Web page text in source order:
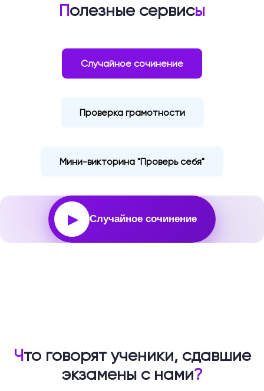
Полезные сервисы
Случайное сочинение
Проверка грамотности
Мини-викторина "Проверь себя"
▶ Случайное сочинение
Что говорят ученики, сдавшие
экзамены с нами?